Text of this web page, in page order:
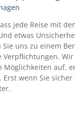
jede Reise mit
etwas
uns zu einem
Möglichkeiten auf,
wenn Sie